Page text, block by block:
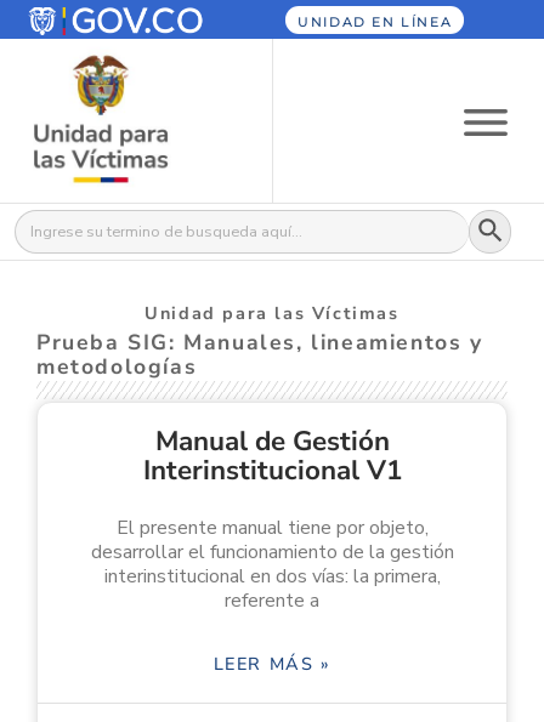
UNIDAD EN LÍNEA
Buscar: Botón
Unidad para las Víctimas
Prueba SIG: Manuales, lineamientos y
metodologías
Manual de Gestión
Interinstitucional V1
El presente manual tiene por objeto,
desarrollar el funcionamiento de la gestión
interinstitucional en dos vías: la primera,
referente a
LEER MÁS »